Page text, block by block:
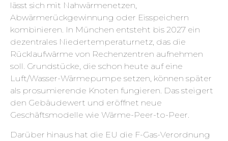
lässt sich mit Nahwärmenetzen,
Abwärmerückgewinnung oder Eisspeichern
kombinieren. In München entsteht bis 2027 ein
dezentrales Niedertemperaturnetz, das die
Rücklaufwärme von Rechenzentren aufnehmen
soll. Grundstücke, die schon heute auf eine
Luft/Wasser-Wärmepumpe setzen, können später
als prosumierende Knoten fungieren. Das steigert
den Gebäudewert und eröffnet neue
Geschäftsmodelle wie Wärme-Peer-to-Peer.
Darüber hinaus hat die EU die F-Gas-Verordnung